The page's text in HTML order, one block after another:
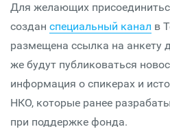
Для желающих
создан специальный канал в
размещена ссылка на анкету
же будут публиковаться
информация о спикерах и
НКО, которые ранее
при поддержке фонда.